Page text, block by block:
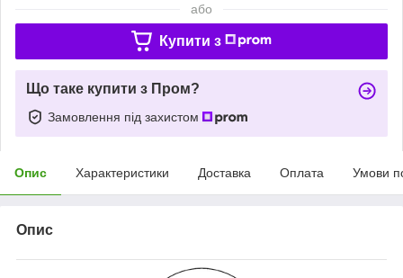
або
Купити з
Що таке купити з Пром?
Замовлення під захистом
Опис Характеристики Доставка Оплата Умови
Опис